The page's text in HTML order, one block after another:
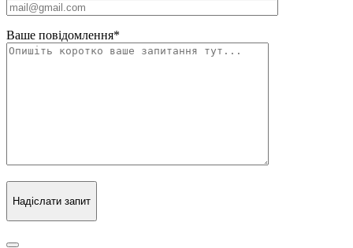
Ваше повідомлення*
Надіслати запит